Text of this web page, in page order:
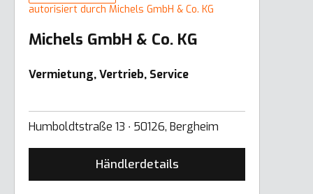
autorisiert durch Michels GmbH & Co. KG
Michels GmbH & Co. KG
Vermietung, Vertrieb, Service
Humboldtstraße 13 ∙ 50126, Bergheim
Händlerdetails